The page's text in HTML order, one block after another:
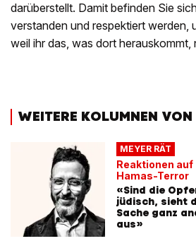
darüberstellt. Damit befinden Sie
verstanden und respektiert werden,
weil ihr das, was dort herauskommt,
WEITERE KOLUMNEN
MEYER RÄT
Reaktionen auf
Hamas-Terror
«Sind die
jüdisch, sieht
Sache ganz
aus»